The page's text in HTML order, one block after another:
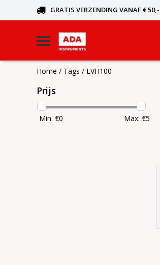
GRATIS VERZENDING VANAF € 50,-
Home / Tags / LVH100
Prijs
Min: €0 Max: €5